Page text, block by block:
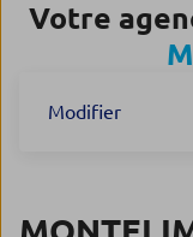
Votre
Modifier